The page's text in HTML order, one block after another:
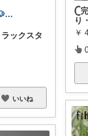
ボンド&ラテ🐶経由購入感謝です🙇
ックスタ
いいね
‎𓊆
り
￥